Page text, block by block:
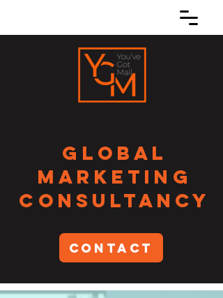
GLOBAL
MARKETING
CONSULTANCY
CONTACT